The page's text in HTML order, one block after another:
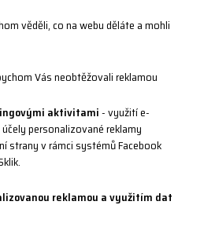
věděli, co na webu děláte a mohli
Vás neobtěžovali reklamou
aktivitami- využití e-
personalizované reklamy
strany v rámci systémů Facebook
reklamou a využitím dat
tabulky
a obuvi
a technologie
3 vrstev